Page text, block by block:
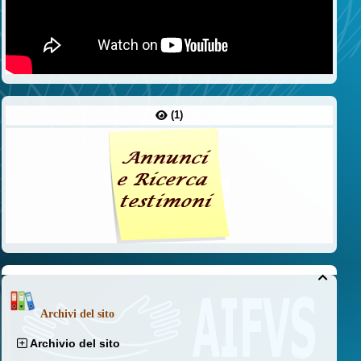
(1)

Archivi del sito
Archivio del sito